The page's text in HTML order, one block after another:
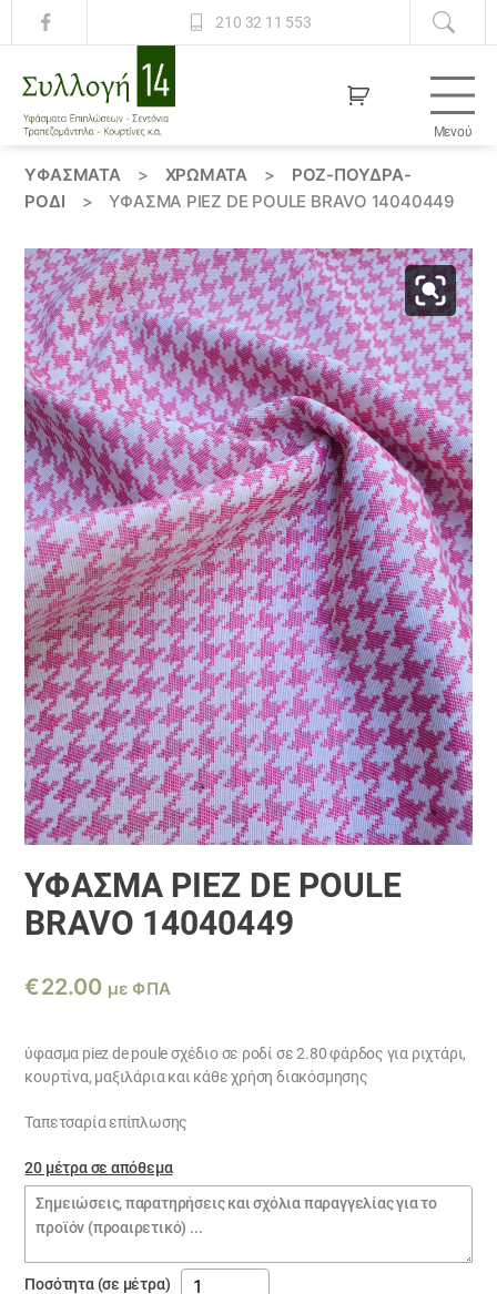
210 32 11 553
14
Μενού
ΥΦΆΣΜΑΤΑ > ΧΡΏΜΑΤΑ >
ΡΟΖ-ΠΟΥΔΡΑ-
ΡΟΔΙ
> ΎΦΑΣΜΑ PIEZ DE POULE BRAVO 14040449
ΎΦΑΣΜΑ PIEZ DE POULE
BRAVO 14040449
€22.00 με ΦΠΑ
ύφασμα piez de poule σχέδιο σε ροδί σε 2.80 φάρδος για ριχτάρι,
κουρτίνα, μαξιλάρια και κάθε χρήση διακόσμησης
Ταπετσαρία επίπλωσης
20 μέτρα σε απόθεμα
Σημειώσεις
παραγγελίας
Ποσότητα (σε μέτρα)
ύφασμα